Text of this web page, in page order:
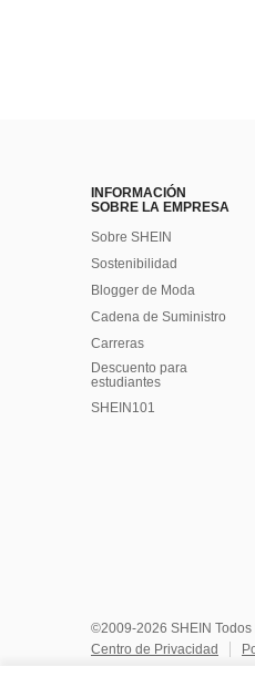
INFORMACIÓN
SOBRE LA EMPRESA
Sobre SHEIN
Sostenibilidad
Blogger de Moda
Cadena de Suministro
Carreras
Descuento para
estudiantes
SHEIN101
©2009-2026 SHEIN
Centro de Privacidad